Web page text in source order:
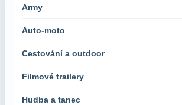
Army
Auto-moto
Cestování a outdoor
Filmové trailery
Hudba a tanec